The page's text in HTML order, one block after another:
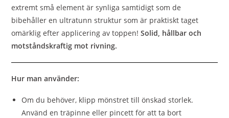
extremt små element är synliga samtidigt som de
bibehåller en ultratunn struktur som är praktiskt taget
omärklig efter applicering av toppen!Solid, hållbar och
motståndskraftig mot rivning.
Hur man använder:
Om du behöver, klipp mönstret till önskad storlek.
Använd en träpinne eller pincett för att ta bort